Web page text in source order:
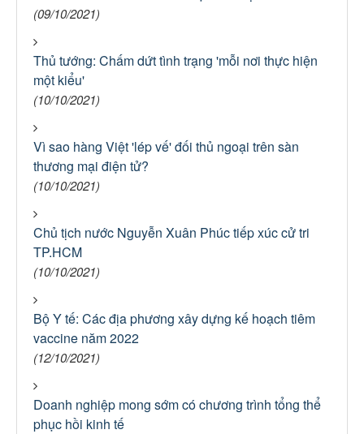
(09/10/2021)
Thủ tướng: Chấm dứt tình trạng 'mỗi nơi thực hiện
một kiểu'
(10/10/2021)
Vì sao hàng Việt 'lép vế' đối thủ ngoại trên sàn
thương mại điện tử?
(10/10/2021)
Chủ tịch nước Nguyễn Xuân Phúc tiếp xúc cử tri
TP.HCM
(10/10/2021)
Bộ Y tế: Các địa phương xây dựng kế hoạch tiêm
vaccine năm 2022
(12/10/2021)
Doanh nghiệp mong sớm có chương trình tổng thể
phục hồi kinh tế